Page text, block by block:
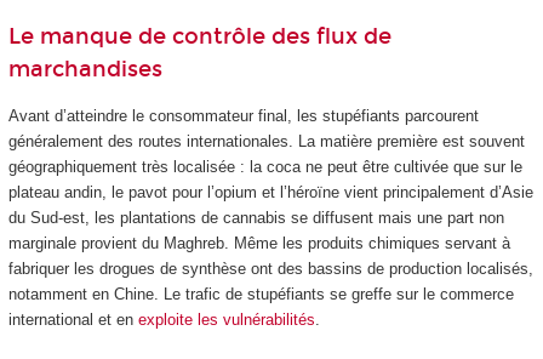
Le manque de contrôle des flux de
marchandises
Avant d’atteindre le consommateur final, les stupéfiants parcourent
généralement des routes internationales. La matière première est souvent
géographiquement très localisée : la coca ne peut être cultivée que sur le
plateau andin, le pavot pour l’opium et l’héroïne vient principalement d’Asie
du Sud-est, les plantations de cannabis se diffusent mais une part non
marginale provient du Maghreb. Même les produits chimiques servant à
fabriquer les drogues de synthèse ont des bassins de production localisés,
notamment en Chine. Le trafic de stupéfiants se greffe sur le commerce
international et en exploite les vulnérabilités